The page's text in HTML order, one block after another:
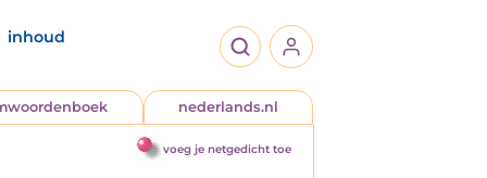
inhoud
nederlands.nl
voeg je netgedicht toe